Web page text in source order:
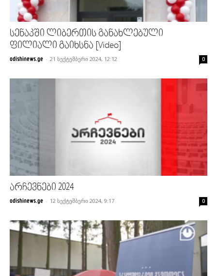
სენაკში ლიბერთის განახლებული
ფილიალი გაიხსნა [Video]
odishinews.ge - 21 სექტემბერი 2024, 12:12 0
არჩევნები 2024
odishinews.ge - 12 სექტემბერი 2024, 9:17 0